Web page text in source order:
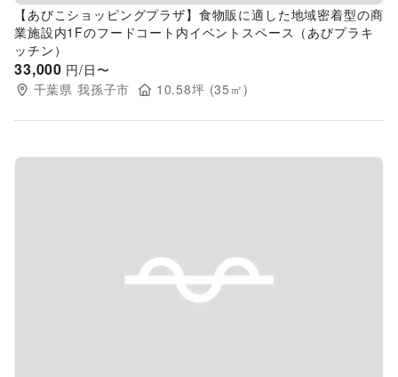
【あびこショッピングプラザ】食物販に適した地域密着型の商
業施設内1Fのフードコート内イベントスペース（あびプラキ
ッチン）
33,000 円/日〜
千葉県 我孫子市 10.58坪 (35 ㎡)
Previous slide